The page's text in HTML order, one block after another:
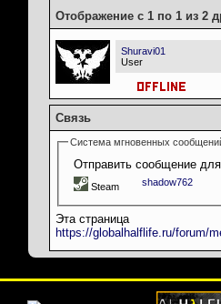
Отображение с 1 по 1 из 2
Shuravi01
User
Связь
Система мгновенных
Отправить сообщение для
Steam shadow762
Эта страница
https://globalhalflife.ru/forum/